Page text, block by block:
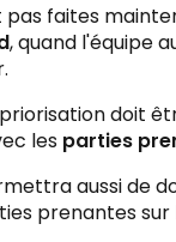
pas faites
, quand l'équipe
doit
les parties
aussi de
prenantes sur